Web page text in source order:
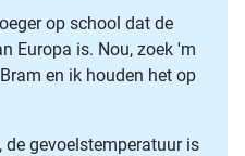
op school dat de
Europa is. Nou, zoek 'm
en ik houden het op
de gevoelstemperatuur is